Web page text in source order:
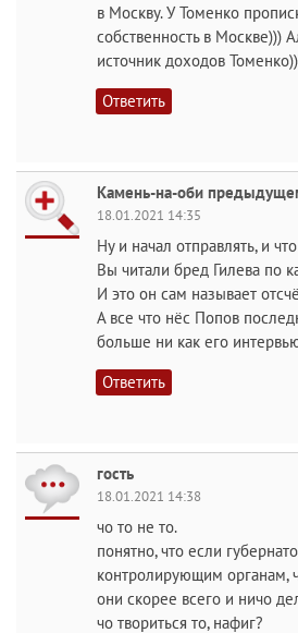
в Москву. У Томенко
собственность в Москве)))
источник доходов
Ответить
Камень-на-оби
18.01.2021 14:35
Ну и начал отправлять, и что
Вы читали бред Гилева по
И это он сам называет
А все что нёс Попов
больше ни как его
Ответить
гость
18.01.2021 14:38
чо то не то.
понятно, что если
контролирующим органам,
они скорее всего и ничо
чо твориться то, нафиг?